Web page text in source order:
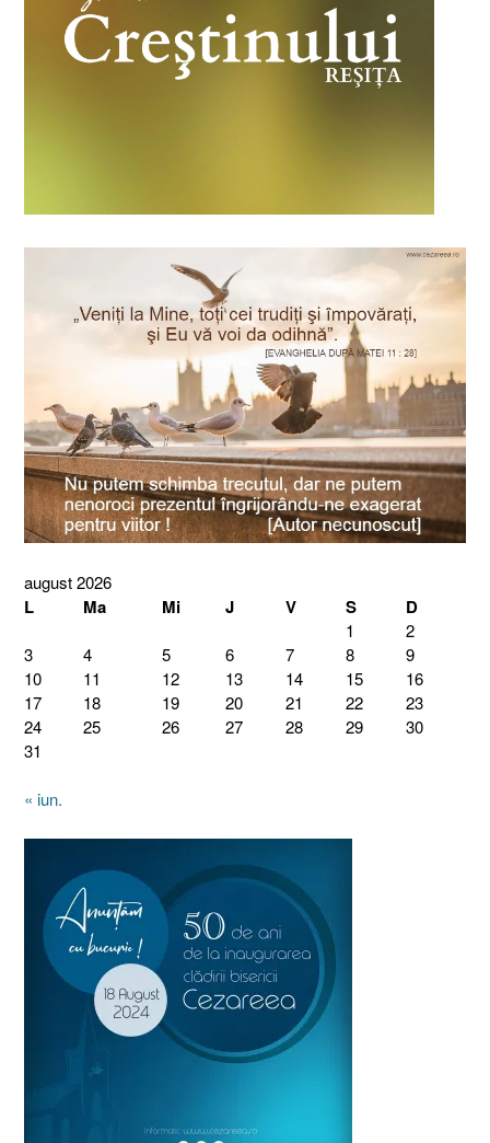
august 2026
L Ma Mi J V S D
1
2
3
4 5 6 7 8
9
10
11 12 13 14 15
16
17
18 19 20 21 22
23
24
25 26 27 28 29
30
31
« iun.